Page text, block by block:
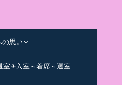
の思い
室✈入室～着席～退室